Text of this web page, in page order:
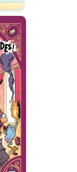
:
Cet
on